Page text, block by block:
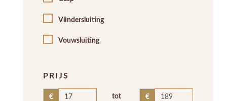
Vlindersluiting
Vouwsluiting
PRIJS
€ tot €